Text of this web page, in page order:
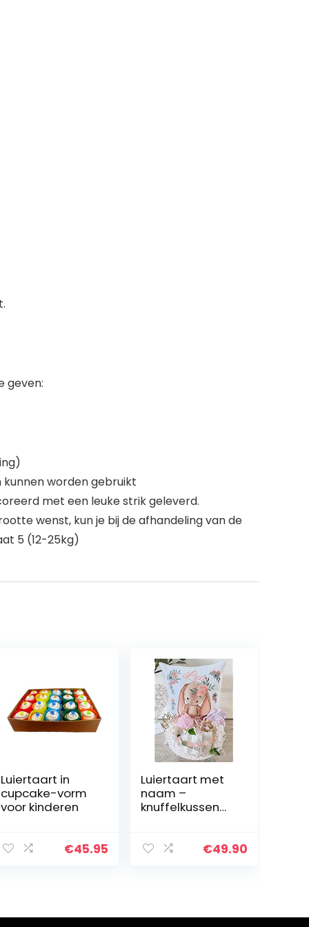
geven:
worden gebruikt
met een leuke strik geleverd.
wenst, kun je bij de afhandeling van de
5 (12-25kg)
Luiertaart in
cupcake-vorm
voor kinderen
€45.95
Luiertaart met
naam –
knuffelkussen
& grijpling –€49.90